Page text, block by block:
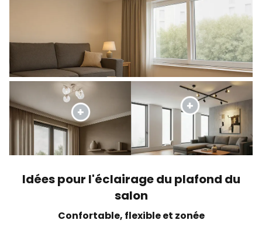
Idées pour l'éclairage du plafond du
salon
Confortable, flexible et zonée